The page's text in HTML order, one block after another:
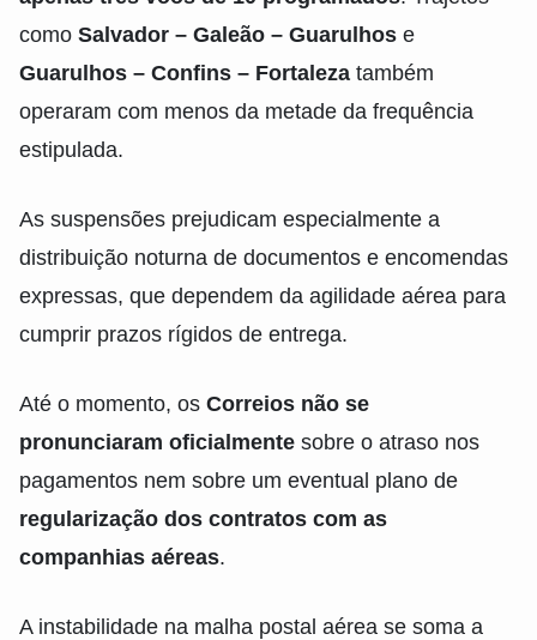
como Salvador – Galeão – Guarulhos e
Guarulhos – Confins – Fortaleza também
operaram com menos da metade da frequência
estipulada.
As suspensões prejudicam especialmente a
distribuição noturna de documentos e encomendas
expressas, que dependem da agilidade aérea para
cumprir prazos rígidos de entrega.
Até o momento, os Correios não se
pronunciaram oficialmente sobre o atraso nos
pagamentos nem sobre um eventual plano de
regularização dos contratos com as
companhias aéreas.
A instabilidade na malha postal aérea se soma a